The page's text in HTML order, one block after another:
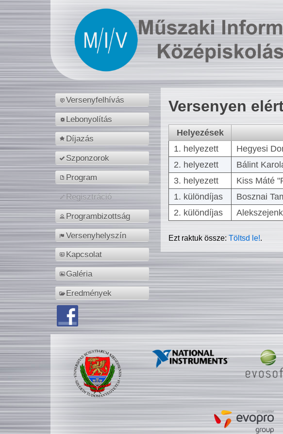
Versenyfelhívás
Lebonyolítás
Díjazás
Szponzorok
Program
Regisztráció
Programbizottság
Versenyhelyszín
Kapcsolat
Galéria
Eredmények
Versenyen
Helyezések
1. helyezett
Hegyesi
2. helyezett
Bálint
3. helyezett
Kiss Máté
1. különdíjas
Bosznai
2. különdíjas
Ezt raktuk össze:Töltsd le!.